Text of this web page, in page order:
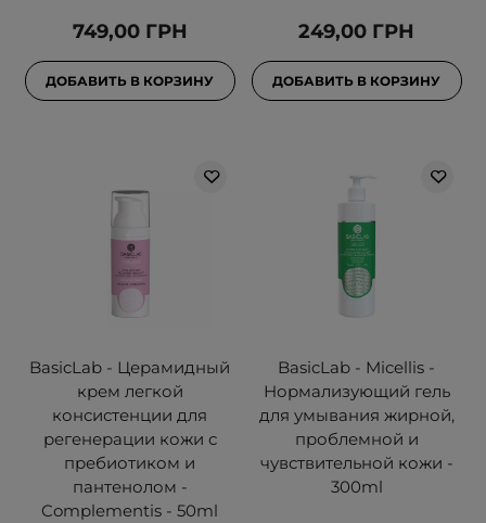
749,00 ГРН
ДОБАВИТЬ В КОРЗИНУ
249,00 ГРН
ДОБАВИТЬ В КОРЗИНУ
BasicLab - Церамидный
крем легкой
консистенции для
регенерации кожи с
пребиотиком и
пантенолом -
Complementis - 50ml
BasicLab - Micellis -
Нормализующий гель
для умывания жирной,
проблемной и
чувствительной кожи -
300ml